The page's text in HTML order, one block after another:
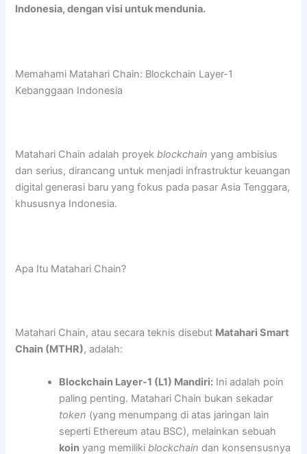
Indonesia, dengan visi untuk mendunia.
Memahami Matahari Chain: Blockchain Layer-1
Kebanggaan Indonesia
Matahari Chain adalah proyekblockchain yang ambisius
dan serius, dirancang untuk menjadi infrastruktur keuangan
digital generasi baru yang fokus pada pasar Asia Tenggara,
khususnya Indonesia.
Apa Itu Matahari Chain?
Matahari Chain, atau secara teknis disebut Matahari Smart
Chain (MTHR), adalah:
Blockchain Layer-1 (L1) Mandiri: Ini adalah poin
paling penting. Matahari Chain bukan sekadar
token (yang menumpang di atas jaringan lain
seperti Ethereum atau BSC), melainkan sebuah
koin yang memilikiblockchain dan konsensusnya